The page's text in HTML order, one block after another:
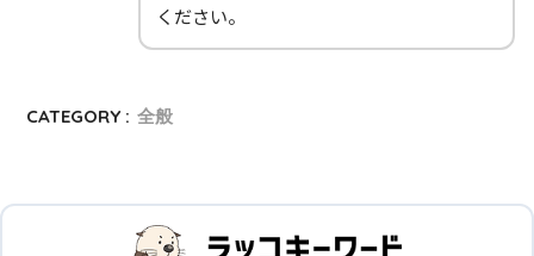
ください。
CATEGORY : 全般